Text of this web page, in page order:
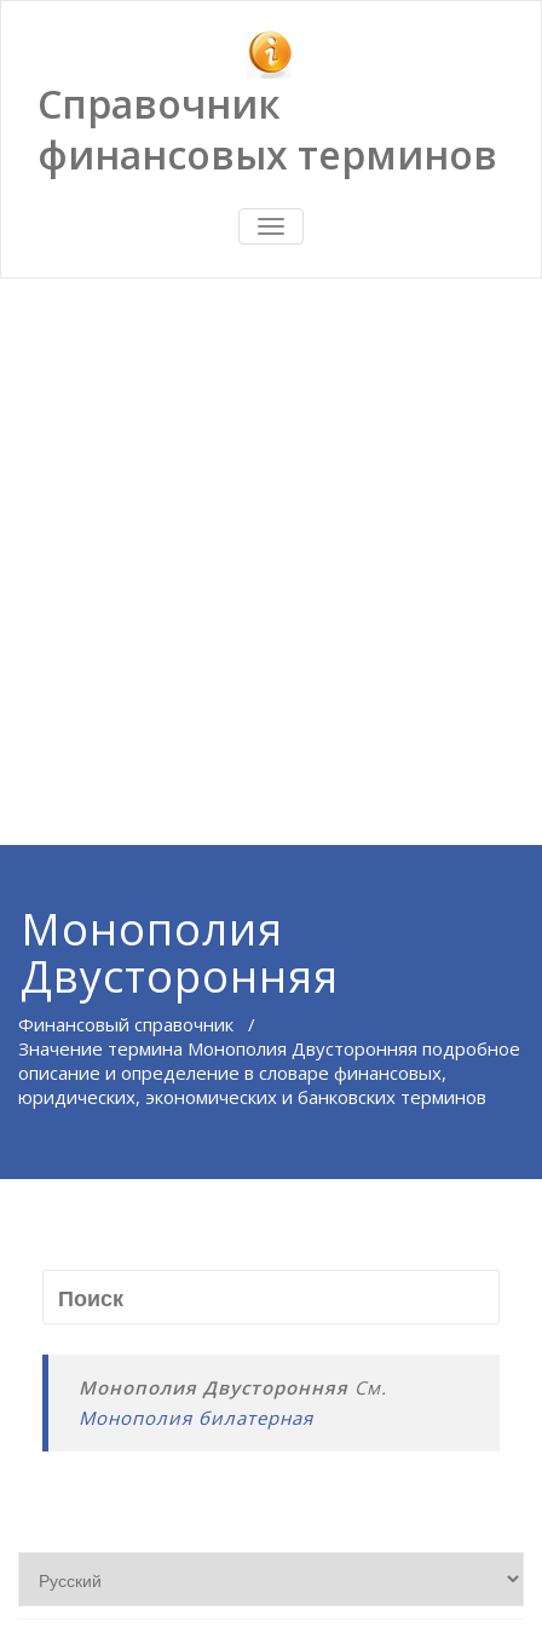
Справочник
финансовых терминов
ПОКАЗАТЬ/
СКРЫТЬ
Монополия
Двусторонняя
Финансовый справочник /
Значение термина Монополия Двусторонняя подробное
описание и определение в словаре финансовых,
юридических, экономических и банковских терминов
Монополия Двусторонняя См.
Монополия билатерная